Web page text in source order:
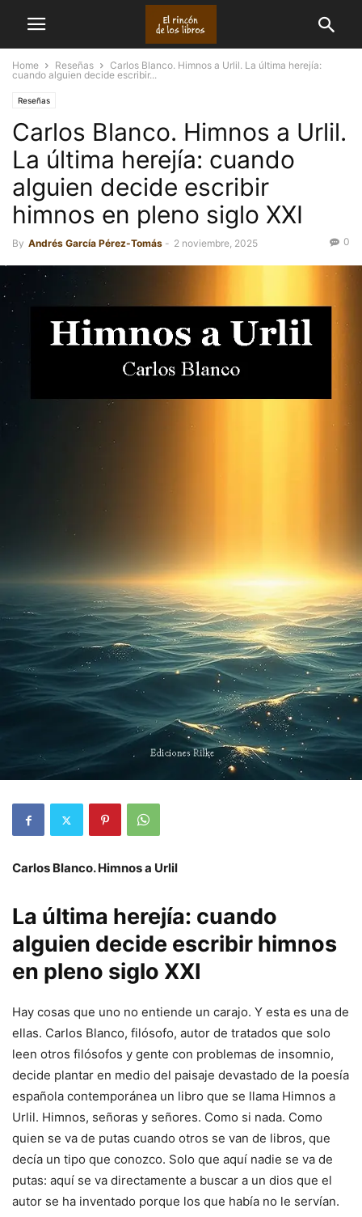
Home Reseñas
Carlos Blanco. Himnos a Urlil. La última herejía:
cuando alguien decide escribir...
Reseñas
Carlos Blanco. Himnos a Urlil.
La última herejía: cuando
alguien decide escribir
himnos en pleno siglo XXI
By Andrés García Pérez-Tomás - 2 noviembre, 2025 0
Carlos Blanco. Himnos a Urlil
La última herejía: cuando
alguien decide escribir himnos
en pleno siglo XXI
Hay cosas que uno no entiende un carajo. Y esta es una de
ellas. Carlos Blanco, filósofo, autor de tratados que solo
leen otros filósofos y gente con problemas de insomnio,
decide plantar en medio del paisaje devastado de la poesía
española contemporánea un libro que se llama Himnos a
Urlil. Himnos, señoras y señores. Como si nada. Como
quien se va de putas cuando otros se van de libros, que
decía un tipo que conozco. Solo que aquí nadie se va de
putas: aquí se va directamente a buscar a un dios que el
autor se ha inventado porque los que había no le servían.